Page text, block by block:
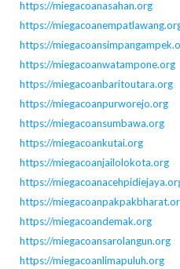
https://miegacoanasahan.org
https://
https://
https://miegacoanwatampone.org
https://miegacoanbaritoutara.org
https://miegacoanpurworejo.org
https://miegacoansumbawa.org
https://miegacoankutai.org
https://miegacoanjailolokota.org
https://
https://
https://miegacoandemak.org
https://miegacoansarolangun.org
https://miegacoanlimapuluh.org